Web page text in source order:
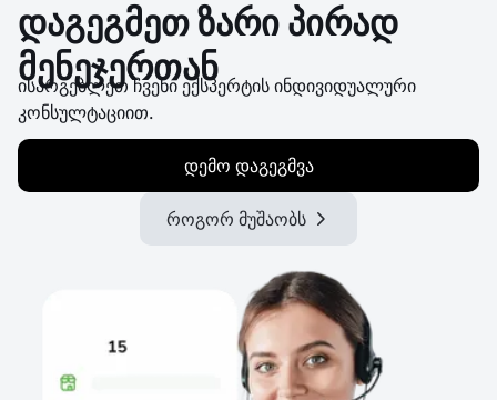
დაგეგმეთ ზარი პირად
მენეჯერთან
ისარგებლეთ ჩვენი ექსპერტის ინდივიდუალური
კონსულტაციით.
დემო დაგეგმვა
როგორ მუშაობს